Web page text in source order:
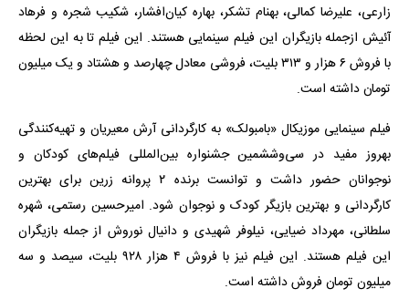
زارعی، علیرضا کمالی، بهنام تشکر، بهاره کیان‌افشار، شکیب شجره و فرهاد
آئیش ازجمله بازیگران این فیلم سینمایی هستند. این فیلم تا به این لحظه
با فروش ۶ هزار و ۳۱۳ بلیت، فروشی معادل چهارصد و هشتاد و یک میلیون
تومان داشته است.
فیلم سینمایی موزیکال «بامبولک» به کارگردانی آرش معیریان و تهیه‌کنندگی
بهروز مفید در سی‌وششمین جشنواره بین‌المللی فیلم‌های کودکان و
نوجوانان حضور داشت و توانست برنده ۲ پروانه زرین برای بهترین
کارگردانی و بهترین بازیگر کودک و نوجوان شود. امیرحسین رستمی، شهره
سلطانی، مهرداد ضیایی، نیلوفر شهیدی و دانیال نوروش از جمله بازیگران
این فیلم هستند. این فیلم نیز با فروش ۴ هزار ۹۲۸ بلیت، سیصد و سه
میلیون تومان فروش داشته است.